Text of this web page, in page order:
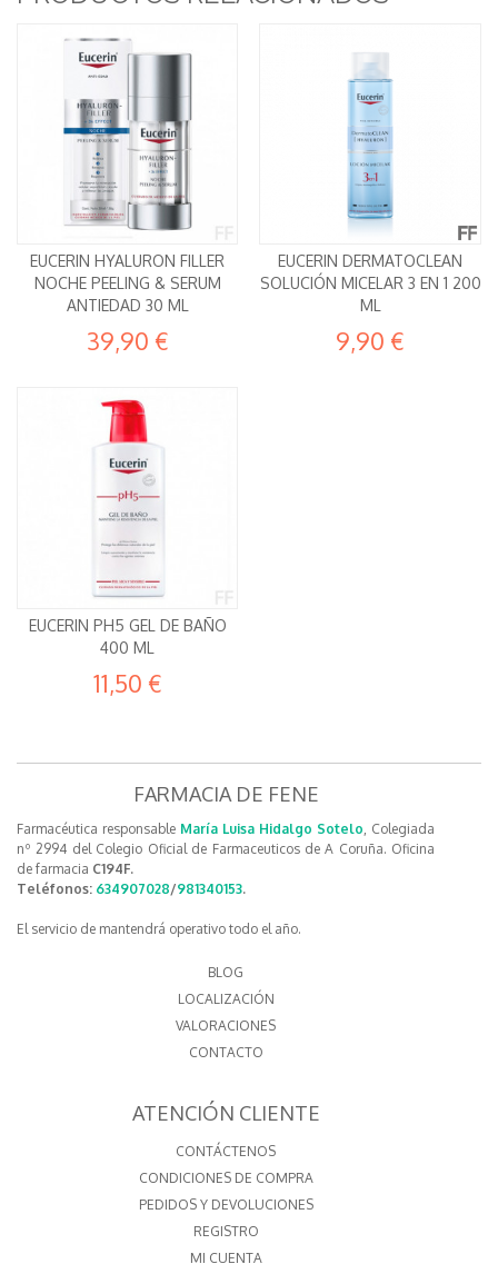
EUCERIN HYALURON FILLER
NOCHE PEELING & SERUM
ANTIEDAD 30 ML
39,90 €
EUCERIN DERMATOCLEAN
SOLUCIÓN MICELAR 3 EN 1 200
ML
9,90 €
EUCERIN PH5 GEL DE BAÑO
400 ML
11,50 €
FARMACIA DE FENE
Farmacéutica responsable María Luisa Hidalgo Sotelo , Colegiada
nº 2994 del Colegio Oficial de Farmaceuticos de A Coruña. Oficina
de farmacia C194F.
Teléfonos: 634907028/981340153.
El servicio de mantendrá operativo todo el año.
BLOG
LOCALIZACIÓN
VALORACIONES
CONTACTO
ATENCIÓN CLIENTE
CONTÁCTENOS
CONDICIONES DE COMPRA
PEDIDOS Y DEVOLUCIONES
REGISTRO
MI CUENTA